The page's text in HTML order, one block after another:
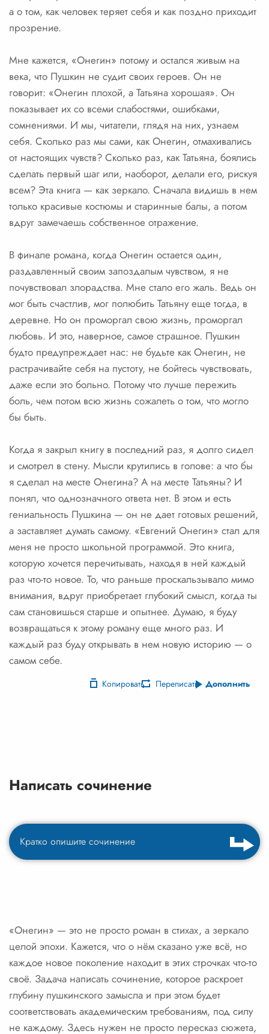
а о том, как человек теряет себя и как поздно приходит
прозрение.
Мне кажется, «Онегин» потому и остался живым на
века, что Пушкин не судит своих героев. Он не
говорит: «Онегин плохой, а Татьяна хорошая». Он
показывает их со всеми слабостями, ошибками,
сомнениями. И мы, читатели, глядя на них, узнаем
себя. Сколько раз мы сами, как Онегин, отмахивались
от настоящих чувств? Сколько раз, как Татьяна, боялись
сделать первый шаг или, наоборот, делали его, рискуя
всем? Эта книга — как зеркало. Сначала видишь в нем
только красивые костюмы и старинные балы, а потом
вдруг замечаешь собственное отражение.
В финале романа, когда Онегин остается один,
раздавленный своим запоздалым чувством, я не
почувствовал злорадства. Мне стало его жаль. Ведь он
мог быть счастлив, мог полюбить Татьяну еще тогда, в
деревне. Но он проморгал свою жизнь, проморгал
любовь. И это, наверное, самое страшное. Пушкин
будто предупреждает нас: не будьте как Онегин, не
растрачивайте себя на пустоту, не бойтесь чувствовать,
даже если это больно. Потому что лучше пережить
боль, чем потом всю жизнь сожалеть о том, что могло
бы быть.
Когда я закрыл книгу в последний раз, я долго сидел
и смотрел в стену. Мысли крутились в голове: а что бы
я сделал на месте Онегина? А на месте Татьяны? И
понял, что однозначного ответа нет. В этом и есть
гениальность Пушкина — он не дает готовых решений,
а заставляет думать самому. «Евгений Онегин» стал для
меня не просто школьной программой. Это книга,
которую хочется перечитывать, находя в ней каждый
раз что-то новое. То, что раньше проскальзывало мимо
внимания, вдруг приобретает глубокий смысл, когда ты
сам становишься старше и опытнее. Думаю, я буду
возвращаться к этому роману еще много раз. И
каждый раз буду открывать в нем новую историю — о
самом себе.
Копировать Переписать Дополнить
Написать сочинение
«Онегин» — это не просто роман в стихах, а зеркало
целой эпохи. Кажется, что о нём сказано уже всё, но
каждое новое поколение находит в этих строчках что-то
своё. Задача написать сочинение, которое раскроет
глубину пушкинского замысла и при этом будет
соответствовать академическим требованиям, под силу
не каждому. Здесь нужен не просто пересказ сюжета,